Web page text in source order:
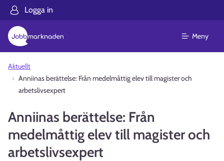
Logga in
Meny
Aktuellt
Anniinas berättelse: Från medelmåttig elev till magister och
arbetslivsexpert
Anniinas berättelse: Från
medelmåttig elev till magister och
arbetslivsexpert